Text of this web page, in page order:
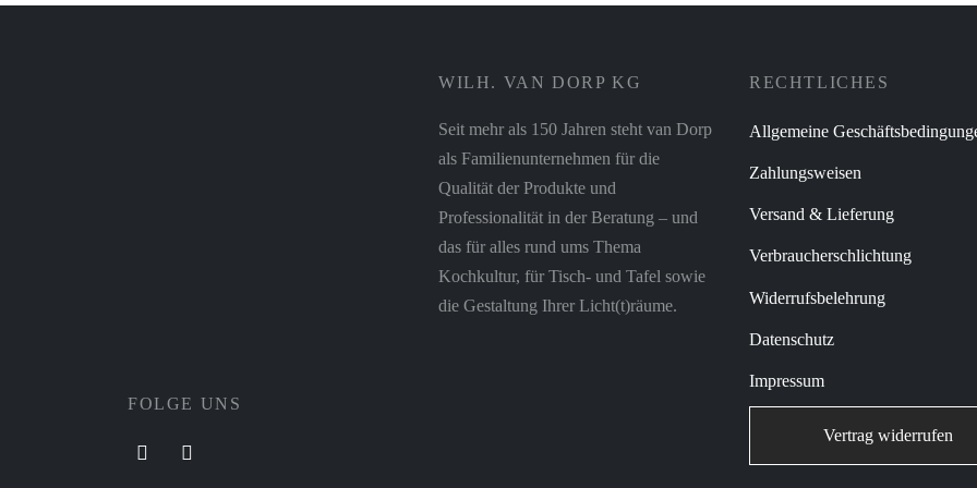
FOLGE UNS
WILH. VAN DORP KG
Seit mehr als 150 Jahren steht van Dorp
als Familienunternehmen für die
Qualität der Produkte und
Professionalität in der Beratung – und
das für alles rund ums Thema
Kochkultur, für Tisch- und Tafel sowie
die Gestaltung Ihrer Licht(t)räume.
RECHTLICHES
Allgemeine
Zahlungsweisen
Versand & Lieferung
Verbraucherschlichtung
Widerrufsbelehrung
Datenschutz
Impressum
Vertrag widerrufen